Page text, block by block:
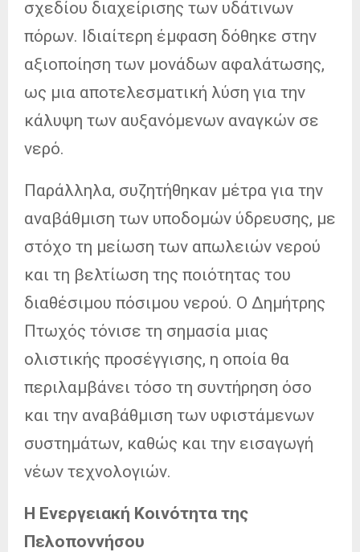
σχεδίου διαχείρισης των υδάτινων
πόρων. Ιδιαίτερη έμφαση δόθηκε στην
αξιοποίηση των μονάδων αφαλάτωσης,
ως μια αποτελεσματική λύση για την
κάλυψη των αυξανόμενων αναγκών σε
νερό.
Παράλληλα, συζητήθηκαν μέτρα για την
αναβάθμιση των υποδομών ύδρευσης, με
στόχο τη μείωση των απωλειών νερού
και τη βελτίωση της ποιότητας του
διαθέσιμου πόσιμου νερού. Ο Δημήτρης
Πτωχός τόνισε τη σημασία μιας
ολιστικής προσέγγισης, η οποία θα
περιλαμβάνει τόσο τη συντήρηση όσο
και την αναβάθμιση των υφιστάμενων
συστημάτων, καθώς και την εισαγωγή
νέων τεχνολογιών.
Η Ενεργειακή Κοινότητα της
Πελοποννήσου